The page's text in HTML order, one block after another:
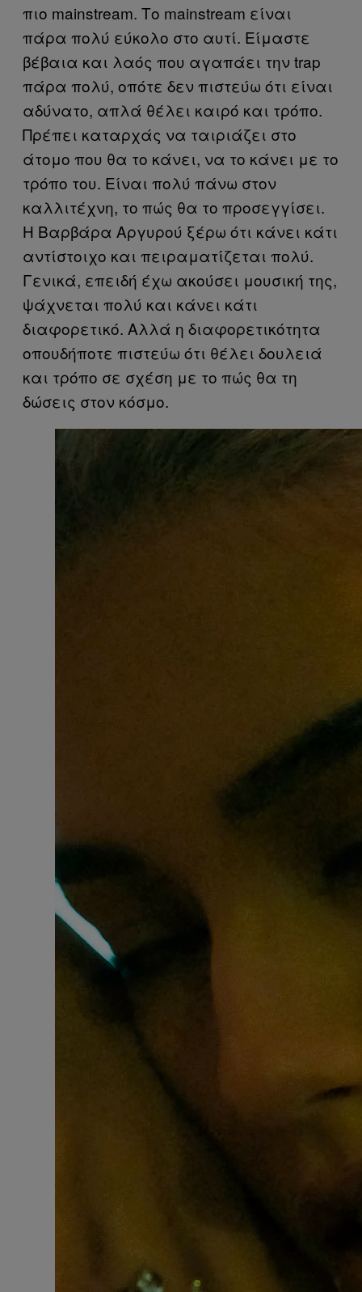
πιο mainstream. Το mainstream είναι
πάρα πολύ εύκολο στο αυτί. Είμαστε
βέβαια και λαός που αγαπάει την trap
πάρα πολύ, οπότε δεν πιστεύω ότι είναι
αδύνατο, απλά θέλει καιρό και τρόπο.
Πρέπει καταρχάς να ταιριάζει στο
άτομο που θα το κάνει, να το κάνει με το
τρόπο του. Είναι πολύ πάνω στον
καλλιτέχνη, το πώς θα το προσεγγίσει.
Η Βαρβάρα Αργυρού ξέρω ότι κάνει κάτι
αντίστοιχο και πειραματίζεται πολύ.
Γενικά, επειδή έχω ακούσει μουσική της,
ψάχνεται πολύ και κάνει κάτι
διαφορετικό. Αλλά η διαφορετικότητα
οπουδήποτε πιστεύω ότι θέλει δουλειά
και τρόπο σε σχέση με το πώς θα τη
δώσεις στον κόσμο.